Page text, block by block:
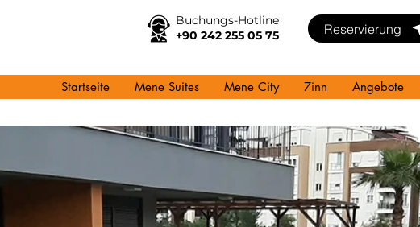
Buchungs-Hotline
+90 242 255 05 75
Reservierung
Startseite Mene Suites Mene City 7inn Angebote